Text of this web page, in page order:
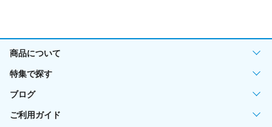
商品について
特集で探す
ブログ
ご利用ガイド